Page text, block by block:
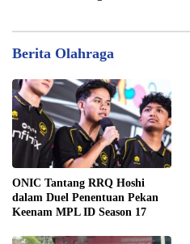
Berita Olahraga
ONIC Tantang RRQ Hoshi
dalam Duel Penentuan Pekan
Keenam MPL ID Season 17